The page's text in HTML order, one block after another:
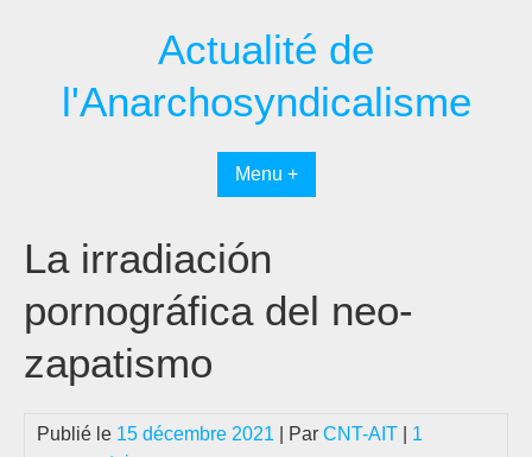
Actualité de
l'Anarchosyndicalisme
Menu +
La irradiación
pornográfica del neo-
zapatismo
Publié le 15 décembre 2021 | Par CNT-AIT
1